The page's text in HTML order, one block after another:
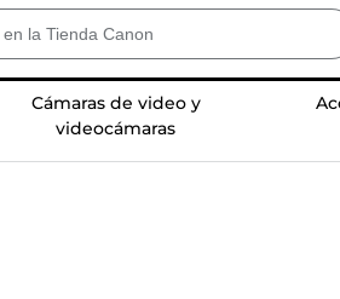
Cámaras de video y
videocámaras